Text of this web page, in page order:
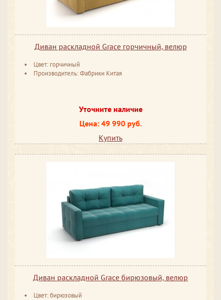
Диван раскладной Grace горчичный, велюр
Цвет: горчичный
Производитель: Фабрики Китая
Уточните наличие
Цена: 49 990 руб.
Купить
Диван раскладной Grace бирюзовый, велюр
Цвет: бирюзовый